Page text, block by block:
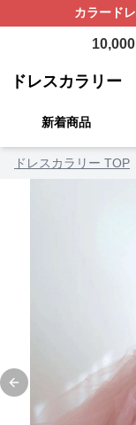
カラード
10,000
ドレスカラリー
新着商品
ドレスカラリー TOP
Previous slide